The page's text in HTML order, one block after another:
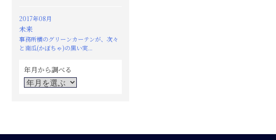
2017年08月
未来
事務所横のグリーンカーテンが、次々
と南瓜(かぼちゃ)の黒い実...
年月から調べる